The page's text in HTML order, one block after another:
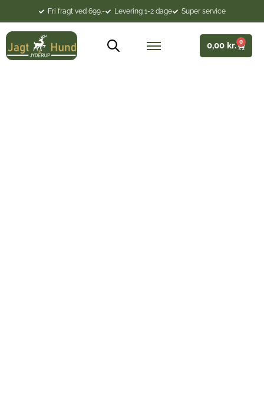
Fri fragt ved 699.- Levering 1-2 dage Super service
0,00 kr. 0